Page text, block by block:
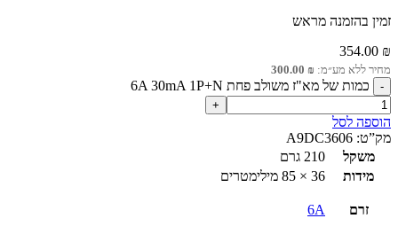
זמין בהזמנה מראש
354.00 ₪
מחיר ללא מע״מ: 300.00 ₪
כמות של מא"ז משולב פחת 6A 30mA 1P+N
הוספה לסל
מק”ט: A9DC3606
משקל
210 גרם
מידות
36 × 85 מילימטרים
זרם 6A